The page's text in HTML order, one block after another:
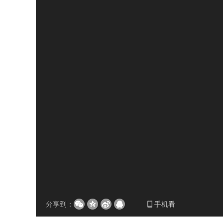
分享到： 手机看